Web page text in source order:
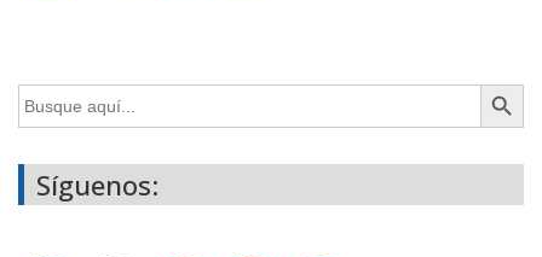
Buscar: Botón de
Síguenos: